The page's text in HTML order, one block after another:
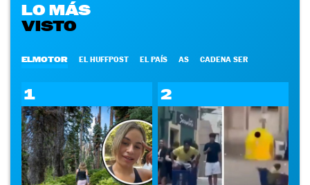
LO MÁS
VISTO
ELMOTOR EL HUFFPOST EL PAÍS AS CADENA SER
1 2